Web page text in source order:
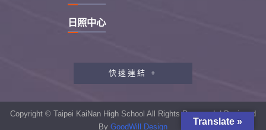
日照中心
快速連結 +
教職員工研習專區
性別平等教育專區
Copyright © Taipei KaiNan High School All Rights Reserved. | Designed
By GoodWill Design
Translate »